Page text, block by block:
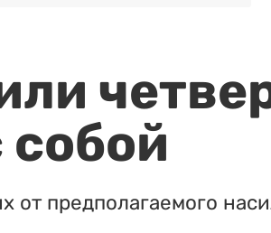
собой
от предполагаемого